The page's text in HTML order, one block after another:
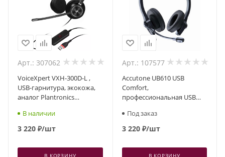
Арт.: 307062
VoiceXpert VXH-300D-L ,
USB-гарнитура, экокожа,
аналог Plantronics
В наличии
3 220 ₽/шт
Арт.: 107577
Accutone UB610 USB
Comfort,
профессиональная USB
Под заказ
3 220₽/шт